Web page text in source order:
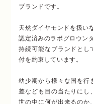
ブランドです。
天然ダイヤモンドを扱い
認定済みのラボグロウン
持続可能なブランドとし
付を約束しています。
幼少期から様々な国を行
差なども目の当たりにし
世の中に何が出来るのか